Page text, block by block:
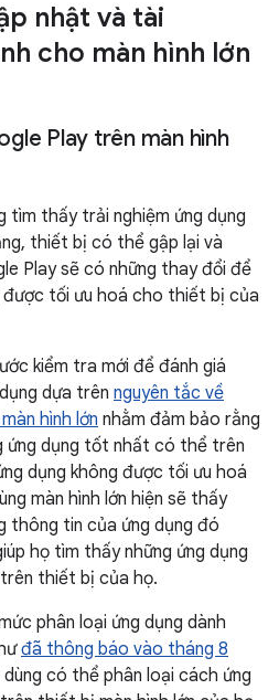
nhật và tài
cho màn hình lớn
Play trên màn hình
tìm thấy trải nghiệm ứng dụng
thiết bị có thể gập lại và
Play sẽ có những thay đổi để
được tối ưu hoá cho thiết bị của
kiểm tra mới để đánh giá
dựa trên nguyên tắc về
hình lớn nhằm đảm bảo rằng
ứng dụng tốt nhất có thể trên
dụng không được tối ưu hoá
màn hình lớn hiện sẽ thấy
tin của ứng dụng đó
họ tìm thấy những ứng dụng
thiết bị của họ.
phân loại ứng dụng dành
đã thông báo vào tháng 8
dùng có thể phân loại cách ứng